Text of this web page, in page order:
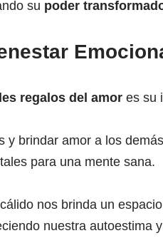
su poder
regalos del amor es su
y brindar amor a los
para una mente sana.
nos brinda un
nuestra autoestima